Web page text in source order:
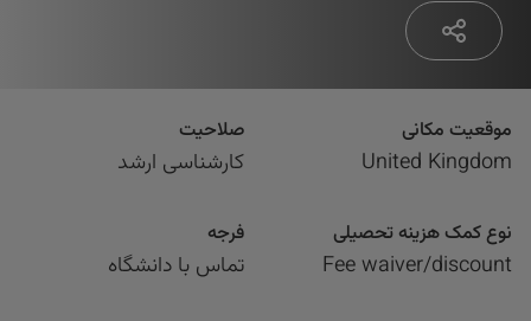
موقعیت مکانی
United Kingdom
صلاحیت
کارشناسی ارشد
نوع کمک هزینه تحصیلی
Fee waiver/discount
فرجه
تماس با دانشگاه